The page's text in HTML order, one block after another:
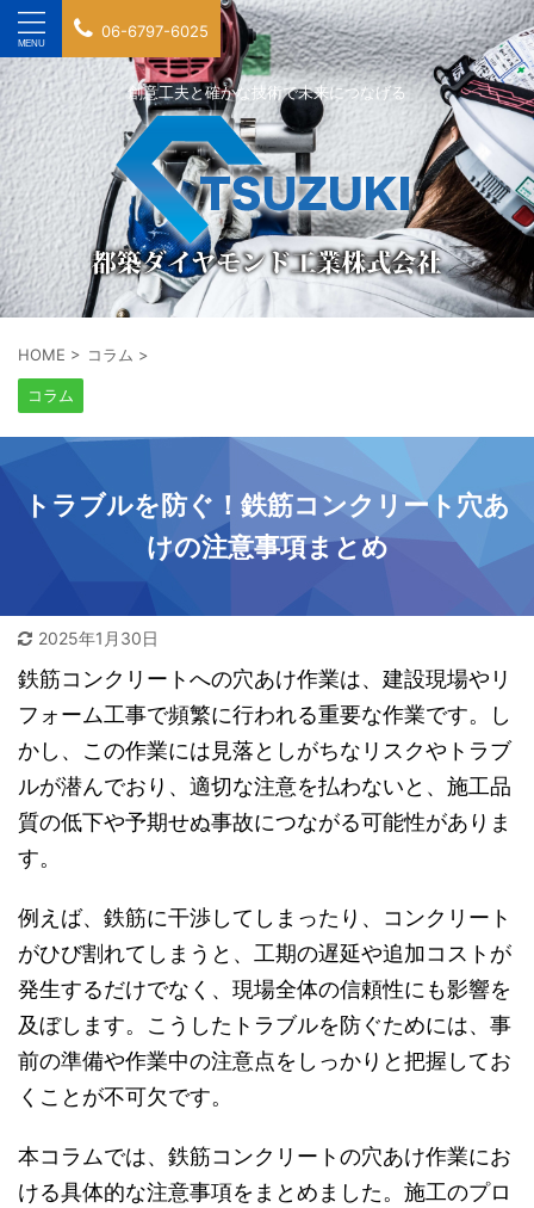
06-6797-6025
創意工夫と確かな技術で未来につなげる
HOME > コラム >
コラム
トラブルを防ぐ！鉄筋コンクリート穴あ
けの注意事項まとめ
2025年1月30日
鉄筋コンクリートへの穴あけ作業は、建設現場やリ
フォーム工事で頻繁に行われる重要な作業です。し
かし、この作業には見落としがちなリスクやトラブ
ルが潜んでおり、適切な注意を払わないと、施工品
質の低下や予期せぬ事故につながる可能性がありま
す。
例えば、鉄筋に干渉してしまったり、コンクリート
がひび割れてしまうと、工期の遅延や追加コストが
発生するだけでなく、現場全体の信頼性にも影響を
及ぼします。こうしたトラブルを防ぐためには、事
前の準備や作業中の注意点をしっかりと把握してお
くことが不可欠です。
本コラムでは、鉄筋コンクリートの穴あけ作業にお
ける具体的な注意事項をまとめました。施工のプロ